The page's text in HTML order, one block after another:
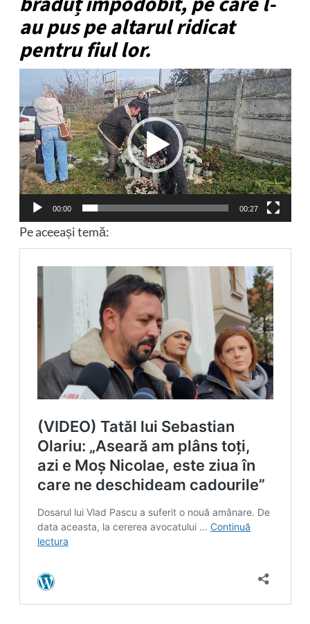
au pus pe altarul ridicat
pentru fiul lor.
Player
video
00:00 00:27
Pe aceeași temă: